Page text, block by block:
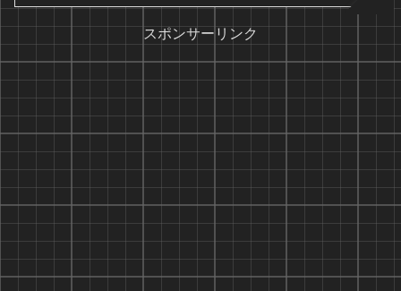
スポンサーリンク